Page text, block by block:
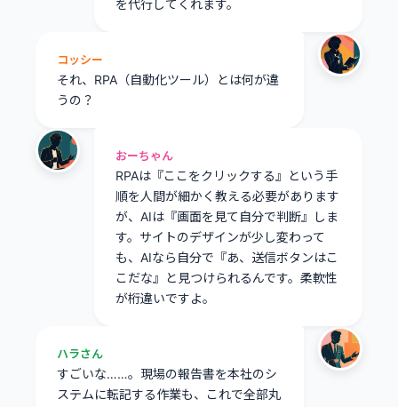
を代行してくれます。
コッシー
それ、RPA（自動化ツール）とは何が違
うの？
おーちゃん
RPAは『ここをクリックする』という手
順を人間が細かく教える必要があります
が、AIは『画面を見て自分で判断』しま
す。サイトのデザインが少し変わって
も、AIなら自分で『あ、送信ボタンはこ
こだな』と見つけられるんです。柔軟性
が桁違いですよ。
ハラさん
すごいな……。現場の報告書を本社のシ
ステムに転記する作業も、これで全部丸